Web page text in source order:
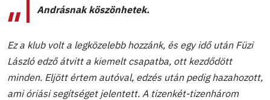
Andrásnak köszönhetek.
Ez a klub volt a legközelebb hozzánk, és egy idő után Füzi
László edző átvitt a kiemelt csapatba, ott kezdődött
minden. Eljött értem autóval, edzés után pedig hazahozott,
ami óriási segítséget jelentett. A tizenkét-tizenhárom